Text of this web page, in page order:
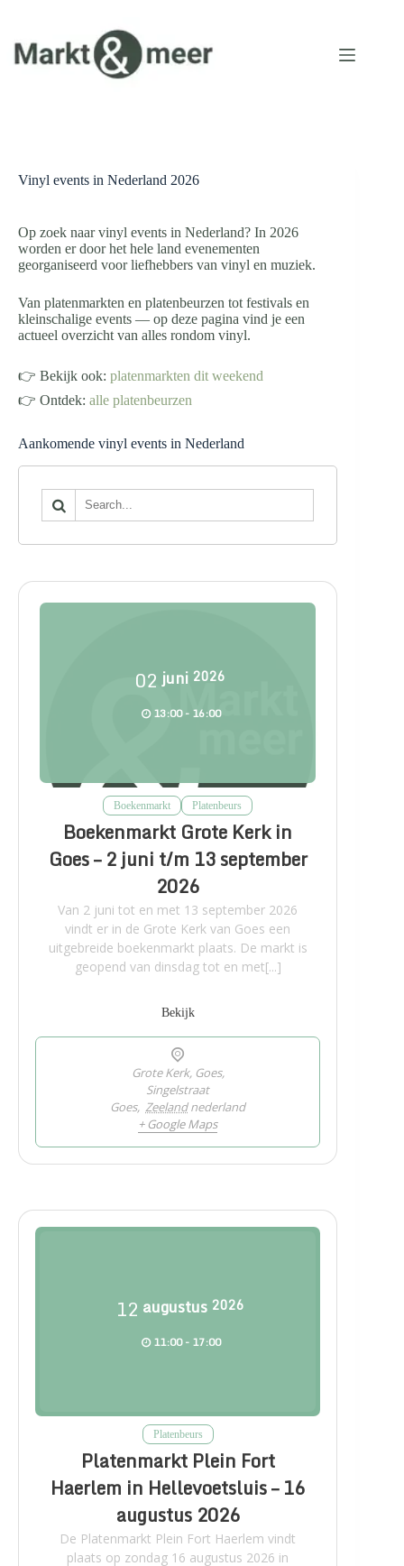
de
inhoud
Vinyl events in Nederland 2026
Op zoek naar vinyl events in Nederland? In 2026
worden er door het hele land evenementen
georganiseerd voor liefhebbers van vinyl en muziek.
Van platenmarkten en platenbeurzen tot festivals en
kleinschalige events — op deze pagina vind je een
actueel overzicht van alles rondom vinyl.
👉 Bekijk ook: platenmarkten dit weekend
👉 Ontdek: alle platenbeurzen
Aankomende vinyl events in Nederland
02 juni 2026
13:00 - 16:00
Boekenmarkt Platenbeurs
Boekenmarkt Grote Kerk in
Goes – 2 juni t/m 13 september
2026
Van 2 juni tot en met 13 september 2026
vindt er in de Grote Kerk van Goes een
uitgebreide boekenmarkt plaats. De markt is
geopend van dinsdag tot en met[...]
Bekijk
Grote Kerk, Goes,
Singelstraat
Goes, Zeeland nederland
+ Google Maps
12 augustus 2026
11:00 - 17:00
Platenbeurs
Platenmarkt Plein Fort
Haerlem in Hellevoetsluis – 16
augustus 2026
De Platenmarkt Plein Fort Haerlem vindt
plaats op zondag 16 augustus 2026 in